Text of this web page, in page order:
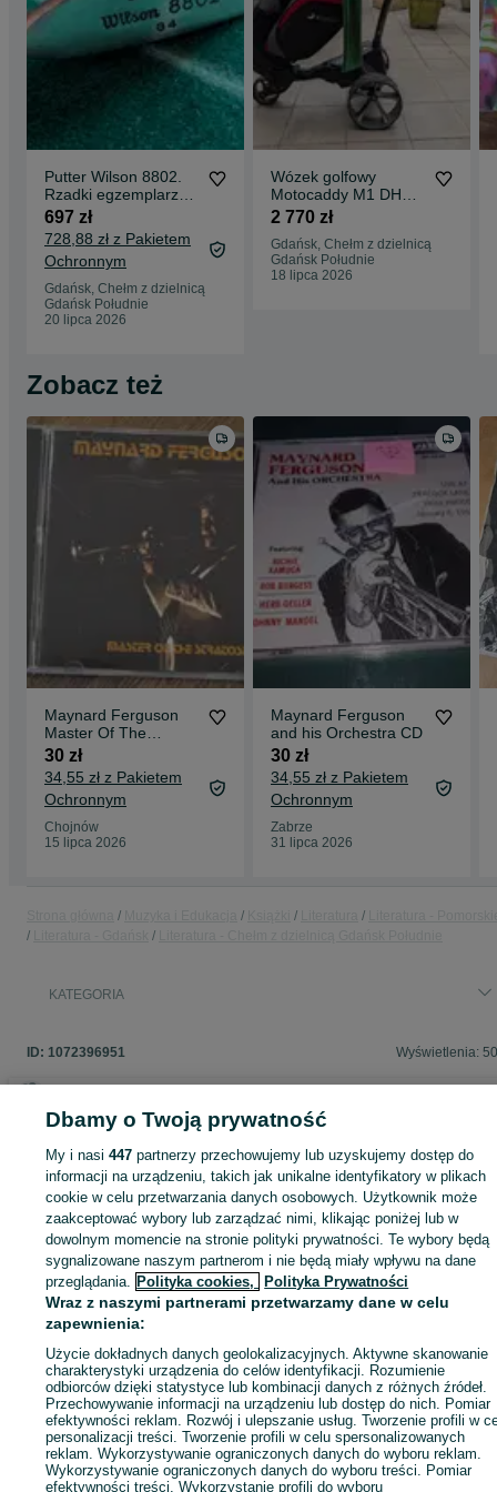
Putter Wilson 8802.
Rzadki egzemplarz
kolekcjonerski w
świetnym stanie
697 zł
728,88 zł z Pakietem
Ochronnym
Gdańsk, Chełm z dzielnicą
Gdańsk Południe
20 lipca 2026
Wózek golfowy
Motocaddy M1 DHC z
baterią Ultra Lithium
Elektryczny, z
napędem. Okazja!
2 770 zł
Gdańsk, Chełm z dzielnicą
Gdańsk Południe
18 lipca 2026
Zobacz też
Maynard Ferguson
Master Of The
Stratosphere CD
Nowa
30 zł
34,55 zł z Pakietem
Ochronnym
Chojnów
15 lipca 2026
Maynard Ferguson
and his Orchestra CD
30 zł
34,55 zł z Pakietem
Ochronnym
Zabrze
31 lipca 2026
KATEGORIA
ID: 1072396951 Wyświetlenia:
Zaloguj się lub załóż konto na OLX, aby skontaktować się z
sprzedającym
Zaloguj się / Załóż konto
Kup
Dbamy o Twoją prywatność
My i nasi447 partnerzy przechowujemy lub uzyskujemy dostęp do
informacji na urządzeniu, takich jak unikalne identyfikatory w plikach
cookie w celu przetwarzania danych osobowych. Użytkownik może
zaakceptować wybory lub zarządzać nimi, klikając poniżej lub w
dowolnym momencie na stronie polityki prywatności. Te wybory będą
sygnalizowane naszym partnerom i nie będą miały wpływu na dane
przeglądania. Polityka cookies, Polityka Prywatności
Wraz z naszymi partnerami przetwarzamy dane w celu
zapewnienia:
Użycie dokładnych danych geolokalizacyjnych. Aktywne skanowanie
charakterystyki urządzenia do celów identyfikacji. Rozumienie
odbiorców dzięki statystyce lub kombinacji danych z różnych źródeł.
Przechowywanie informacji na urządzeniu lub dostęp do nich. Pomiar
efektywności reklam. Rozwój i ulepszanie usług. Tworzenie profili w
personalizacji treści. Tworzenie profili w celu spersonalizowanych
reklam. Wykorzystywanie ograniczonych danych do wyboru reklam.
Wykorzystywanie ograniczonych danych do wyboru treści. Pomiar
efektywności treści. Wykorzystanie profili do wyboru